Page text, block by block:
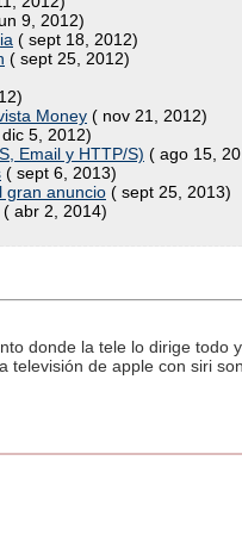
9, 2012)
( sept 18, 2012)
( sept 25, 2012)
Money ( nov 21, 2012)
5, 2012)
Email y HTTP/S) ( ago 15,
( sept 6, 2013)
gran anuncio ( sept 25, 2013)
( abr 2, 2014)
donde la tele lo dirige todo
de apple con siri